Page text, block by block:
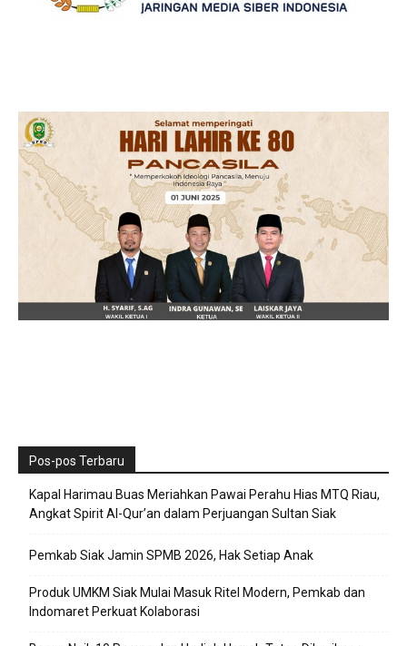
Pos-pos Terbaru
Kapal Harimau Buas Meriahkan Pawai Perahu Hias MTQ Riau,
Angkat Spirit Al-Qur’an dalam Perjuangan Sultan Siak
Pemkab Siak Jamin SPMB 2026, Hak Setiap Anak
Produk UMKM Siak Mulai Masuk Ritel Modern, Pemkab dan
Indomaret Perkuat Kolaborasi